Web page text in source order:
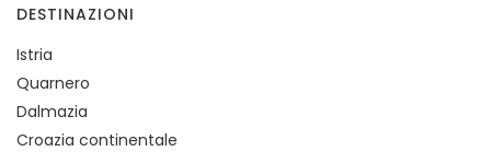
DESTINAZIONI
Istria
Quarnero
Dalmazia
Croazia continentale